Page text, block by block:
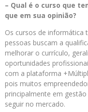
– Qual é o curso que
que em sua opinião?
Os cursos de informática
pessoas buscam a
melhorar o currículo,
oportunidades
com a plataforma
pois muitos
principalmente em
seguir no mercado.